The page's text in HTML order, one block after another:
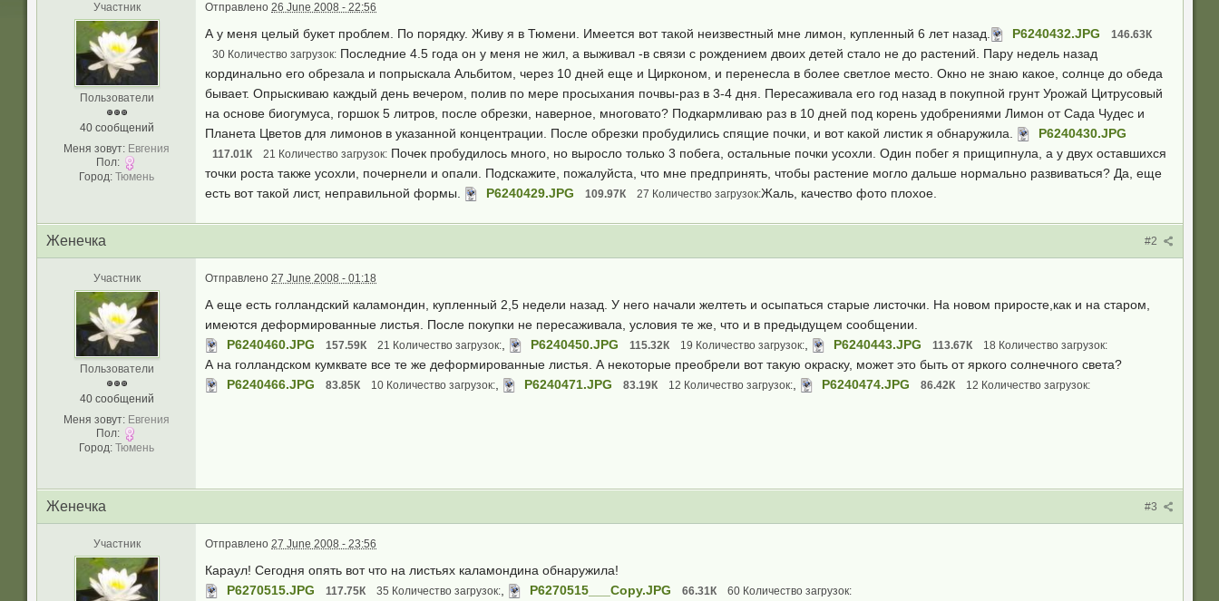
Участник
Пользователи
40 сообщений
Меня зовут: Eвгeния
Пол:
Город: Тюмeнь
Отправлено 26 June 2008 - 22:56
А у меня целый букет проблем. По порядку. Живу я в Тюмени. Имеется вот такой неизвестный мне лимон, купленный 6 лет назад. P6240432.JPG
146.63К
30 Количество загрузок: Последние 4.5 года он у меня не жил, а выживал -в связи с рождением двоих детей стало не до растений. Пару недель назад
кординально его обрезала и попрыскала Альбитом, через 10 дней еще и Цирконом, и перенесла в более светлое место. Окно не знаю какое, солнце до обеда
бывает. Опрыскиваю каждый день вечером, полив по мере просыхания почвы-раз в 3-4 дня. Пересаживала его год назад в покупной грунт Урожай Цитрусовый
на основе биогумуса, горшок 5 литров, после обрезки, наверное, многовато? Подкармливаю раз в 10 дней под корень удобрениями Лимон от Сада Чудес и
Планета Цветов для лимонов в указанной концентрации. После обрезки пробудились спящие почки, и вот какой листик я обнаружила.
P6240430.JPG
117.01К 21 Количество загрузок: Почек пробудилось много, но выросло только 3 побега, остальные почки усохли. Один побег я прищипнула, а у двух оставшихся
точки роста также усохли, почернели и опали. Подскажите, пожалуйста, что мне предпринять, чтобы растение могло дальше нормально развиваться? Да, еще
есть вот такой лист, неправильной формы.
P6240429.JPG 109.97К 27 Количество загрузок:Жаль, качество фото плохое.
#2
Жeнeчкa
Участник
Пользователи
40 сообщений
Меня зовут: Eвгeния
Пол:
Город: Тюмeнь
Отправлено 27 June 2008 - 01:18
А еще есть голландский каламондин, купленный 2,5 недели назад. У него начали желтеть и осыпаться старые листочки. На новом приросте,как и на старом,
имеются деформированные листья. После покупки не пересаживала, условия те же, что и в предыдущем сообщении.
P6240460.JPG
157.59К 21 Количество загрузок: P6240450.JPG 115.32К 19 Количество загрузок: P6240443.JPG 113.67К 18 Количество загрузок:
А на голландском кумквате все те же деформированные листья. А некоторые преобрели вот такую окраску, может это быть от яркого солнечного света?
P6240466.JPG
83.85К 10 Количество загрузок: P6240471.JPG 83.19К 12 Количество загрузок: P6240474.JPG 86.42К 12 Количество загрузок:
#3
Жeнeчкa
Участник Отправлено 27 June 2008 - 23:56
Караул! Сегодня опять вот что на листьях каламондина обнаружила!
P6270515.JPG
117.75К 35 Количество загрузок: P6270515___Copy.JPG 66.31К 60 Количество загрузок: